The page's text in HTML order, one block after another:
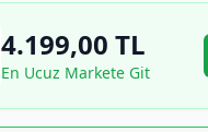
4.199,00 TL
En Ucuz Markete Git